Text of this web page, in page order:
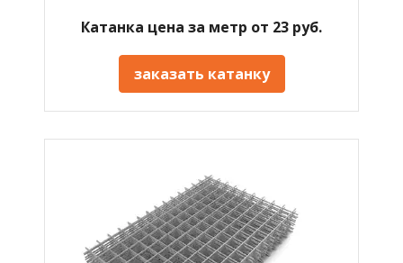
Катанка цена за метр от 23 руб.
заказать катанку